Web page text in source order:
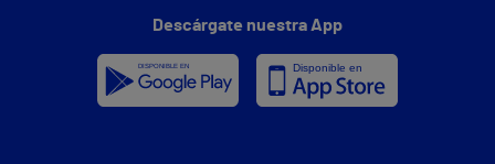
Descárgate nuestra App